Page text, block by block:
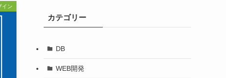
イン
カテゴリー
DB
WEB開発